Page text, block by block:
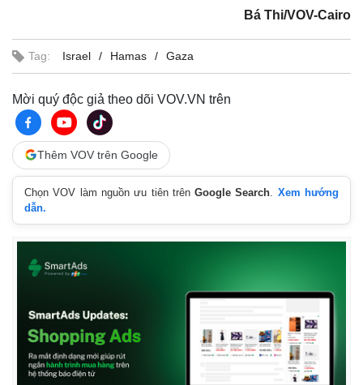
Bá Thi/VOV-Cairo
Tag: Israel Hamas Gaza
Mời quý độc giả theo dõi VOV.VN trên
Thêm VOV trên Google
Chọn VOV làm nguồn ưu tiên trênGoogle Search
Xem hướng
dẫn.